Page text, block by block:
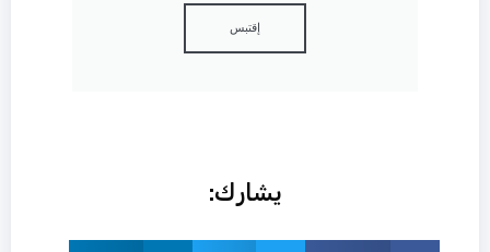
إقتبس
يشارك: